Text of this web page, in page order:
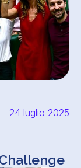
24 luglio 2025